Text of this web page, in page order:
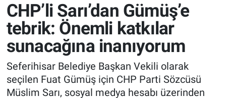
CHP’li Sarı’dan Gümüş’e
tebrik: Önemli katkılar
sunacağına inanıyorum
Seferihisar Belediye Başkan Vekili olarak
seçilen Fuat Gümüş için CHP Parti Sözcüsü
Müslim Sarı, sosyal medya hesabı üzerinden